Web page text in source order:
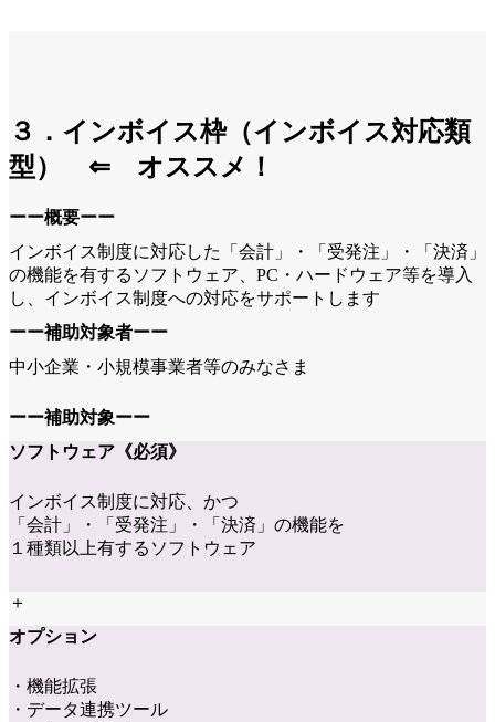
３．インボイス枠（インボイス対応類
型） ⇐ オススメ！
ーー概要ーー
インボイス制度に対応した「会計」・「受発注」・「決済」
の機能を有するソフトウェア、PC・ハードウェア等を導入
し、インボイス制度への対応をサポートします
ーー補助対象者ーー
中小企業・小規模事業者等のみなさま
ーー補助対象ーー
ソフトウェア 《必須》
インボイス制度に対応、かつ
「会計」・「受発注」・「決済」の機能を
１種類以上有するソフトウェア
＋
オプション
・機能拡張
・データ連携ツール